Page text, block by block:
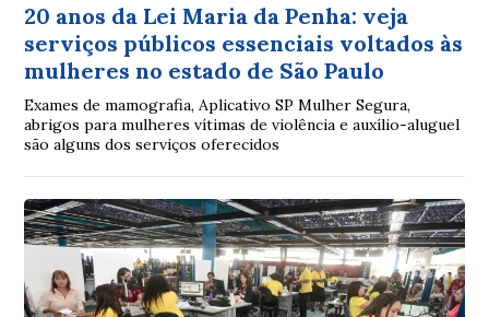
20 anos da Lei Maria da Penha: veja
serviços públicos essenciais voltados às
mulheres no estado de São Paulo
Exames de mamografia, Aplicativo SP Mulher Segura,
abrigos para mulheres vítimas de violência e auxílio-aluguel
são alguns dos serviços oferecidos